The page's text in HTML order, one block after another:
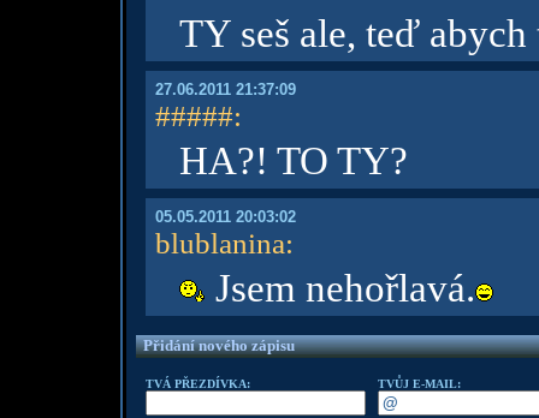
TY seš ale, teď
27.06.2011 21:37:09
#####:
HA?! TO TY?
05.05.2011 20:03:02
blublanina:
Jsem nehořlavá.
Přidání nového zápisu
TVÁ PŘEZDÍVKA: TVŮJ E-MAIL: